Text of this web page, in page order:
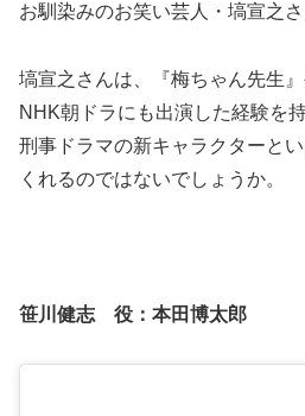
お馴染みのお笑い芸人・塙宣之さ
塙宣之さんは、『梅ちゃん先生
NHK朝ドラにも出演した経験を
刑事ドラマの新キャラクターと
くれるのではないでしょうか。
笹川健志 役： 本田博太郎